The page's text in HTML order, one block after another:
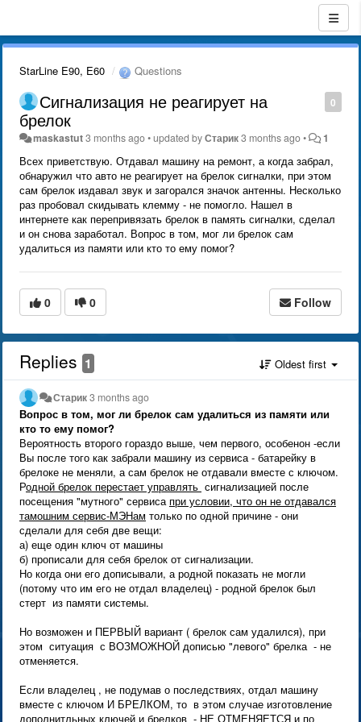
StarLine E90, E60 Questions
0
Сигнализация не реагирует на
брелок
maskastut3 months ago•updated byСтарик3 months ago• 1
Всех приветствую. Отдавал машину на ремонт, а когда забрал,
обнаружил что авто не реагирует на брелок сигналки, при этом
сам брелок издавал звук и загорался значок антенны. Несколько
раз пробовал скидывать клемму - не помогло. Нашел в
интернете как перепривязать брелок в память сигналки, сделал
и он снова заработал. Вопрос в том, мог ли брелок сам
удалиться из памяти или кто то ему помог?
0 0 Follow
Replies 1 Oldest first
Старик3 months ago
Вопрос в том, мог ли брелок сам удалиться из памяти или
кто то ему помог?
Вероятность второго гораздо выше, чем первого, особенон -если
Вы после того как забрали машину из сервиса - батарейку в
брелоке не меняли, а сам брелок не отдавали вместе с ключом.
Родной брелок перестает управлять сигнализацией после
посещения "мутного" сервиса при условии, что он не отдавался
тамошним сервис-МЭНам только по одной причине - они
сделали для себя две вещи:
а) еще один ключ от машины
б) прописали для себя брелок от сигнализации.
Но когда они его дописывали, а родной показать не могли
(потому что им его не отдал владелец) - родной брелок был
стерт из памяти системы.
Но возможен и ПЕРВЫЙ вариант ( брелок сам удалился), при
этом ситуация с ВОЗМОЖНОЙ дописью "левого" брелка - не
отменяется.
Если владелец , не подумав о последствиях, отдал машину
вместе с ключом И БРЕЛКОМ, то в этом случае изготовление
дополнитльных ключей и брелков - НЕ ОТМЕНЯЕТСЯ и по